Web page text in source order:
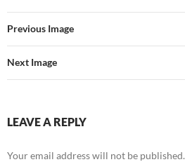
Previous Image
Next Image
LEAVE A REPLY
Your email address will not be published.